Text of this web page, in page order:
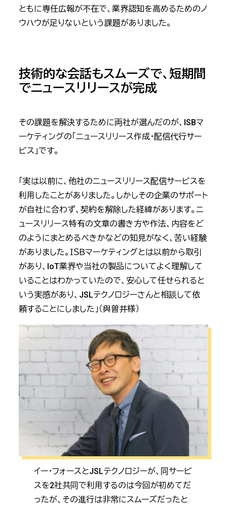
ともに専任広報が不在で、業界認知を高めるためのノ
ウハウが足りないという課題がありました。
技術的な会話もスムーズで、短期間
でニュースリリースが完成
その課題を解決するために両社が選んだのが、ISBマ
ーケティングの「ニュースリリース作成・配信代行サー
ビス」です。
「実は以前に、他社のニュースリリース配信サービスを
利用したことがありました。しかしその企業のサポート
が自社に合わず、契約を解除した経緯があります。ニ
ュースリリース特有の文章の書き方や作法、内容をど
のようにまとめるべきかなどの知見がなく、苦い経験
がありました。ＩＳＢマーケティングとは以前から取引
があり、IoT業界や当社の製品についてよく理解して
いることはわかっていたので、安心して任せられると
いう実感があり、JSLテクノロジーさんと相談して依
頼することにしました」（與曽井様）
イー・フォースとJSLテクノロジーが、同サービ
スを2社共同で利用するのは今回が初めてだ
ったが、その進行は非常にスムーズだったと